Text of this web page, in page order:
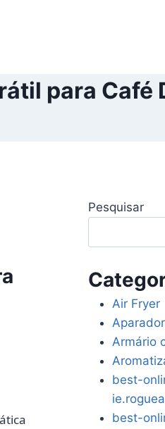
para Café
Pesquisar
Air Fryer
Aparador
Armário
best-
best-